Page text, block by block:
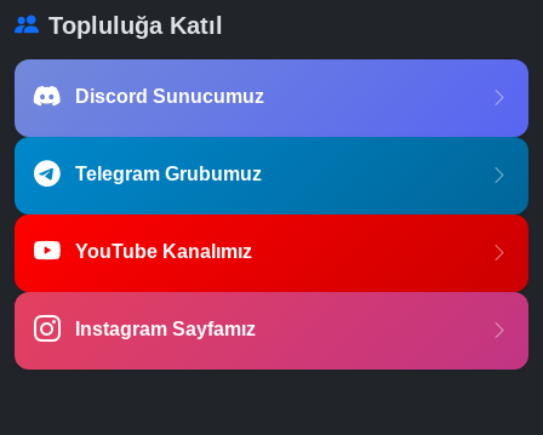
Topluluğa Katıl
Discord Sunucumuz
Telegram Grubumuz
YouTube Kanalımız
Instagram Sayfamız